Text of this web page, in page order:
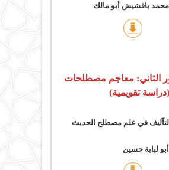
محمد باقشيش أبو مالك
الثاني: معاجم مصطلحات
تقويمية)
التآليف في علم مصطلح الحديث
أبو لبابة حسين